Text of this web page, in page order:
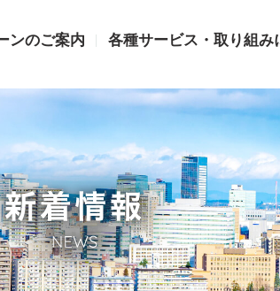
ンのご案内 各種サービス・取り組み